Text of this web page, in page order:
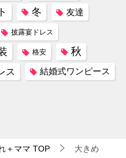
冬 友達
披露宴ドレス
格安 秋
ス 結婚式ワンピース
＋ママ TOP 大きめ